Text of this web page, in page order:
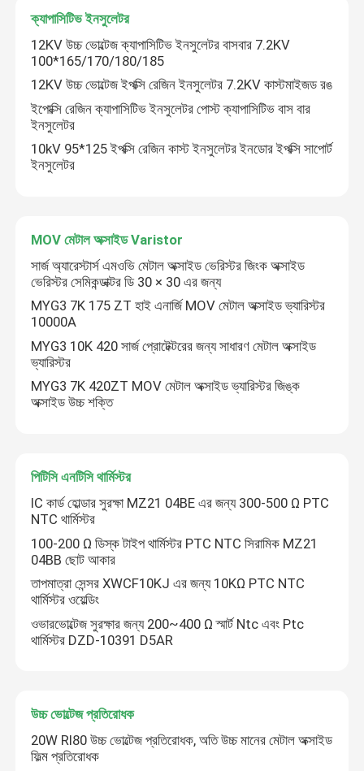
ক্যাপাসিটিভ ভোল্টেজ বিভাজক
ক্যাপাসিটিভ ইনসুলেটর
MOV মেটাল অক্সাইড Varistor
উচ্চ ভোল্টেজ প্রতিরোধক
ক্যাপাসিটিভ ইনসুলেটর
12KV উচ্চ ভোল্টেজ ক্যাপাসিটিভ ইনসুলেটর বাসবার 7.2KV
100*165/170/180/185
12KV উচ্চ ভোল্টেজ ইপক্সি রেজিন ইনসুলেটর 7.2KV কাস্টমাইজড রঙ
ইপোক্সি রেজিন ক্যাপাসিটিভ ইনসুলেটর পোস্ট ক্যাপাসিটিভ বাস বার
ইনসুলেটর
10kV 95*125 ইপক্সি রেজিন কাস্ট ইনসুলেটর ইনডোর ইপক্সি সাপোর্ট
ইনসুলেটর
MOV মেটাল অক্সাইড Varistor
সার্জ অ্যারেস্টার্স এমওভি মেটাল অক্সাইড ভেরিস্টর জিংক অক্সাইড
ভেরিস্টর সেমিকন্ডাক্টর ডি 30 × 30 এর জন্য
MYG3 7K 175 ZT হাই এনার্জি MOV মেটাল অক্সাইড ভ্যারিস্টর
10000A
MYG3 10K 420 সার্জ প্রোটেক্টরের জন্য সাধারণ মেটাল অক্সাইড
ভ্যারিস্টর
MYG3 7K 420ZT MOV মেটাল অক্সাইড ভ্যারিস্টর জিঙ্ক
অক্সাইড উচ্চ শক্তি
পিটিসি এনটিসি থার্মিস্টর
IC কার্ড হোল্ডার সুরক্ষা MZ21 04BE এর জন্য 300-500 Ω PTC
NTC থার্মিস্টর
100-200 Ω ডিস্ক টাইপ থার্মিস্টর PTC NTC সিরামিক MZ21
04BB ছোট আকার
তাপমাত্রা সেন্সর XWCF10KJ এর জন্য 10KΩ PTC NTC
থার্মিস্টর ওয়েল্ডিং
ওভারভোল্টেজ সুরক্ষার জন্য 200~400 Ω স্মার্ট Ntc এবং Ptc
থার্মিস্টর DZD-10391 D5AR
উচ্চ ভোল্টেজ প্রতিরোধক
20W RI80 উচ্চ ভোল্টেজ প্রতিরোধক, অতি উচ্চ মানের মেটাল অক্সাইড
ফিল্ম প্রতিরোধক